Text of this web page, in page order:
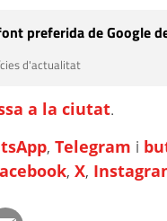
preferida de Google
d'actualitat
a la ciutat.
,Telegram i
,X,